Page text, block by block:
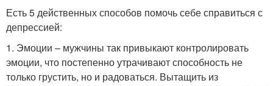
Есть 5 действенных способов помочь себе справиться с
депрессией:
1. Эмоции – мужчины так привыкают контролировать
эмоции, что постепенно утрачивают способность не
только грустить, но и радоваться. Вытащить из